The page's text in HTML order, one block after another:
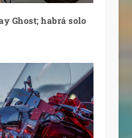
Ghost; habrá solo